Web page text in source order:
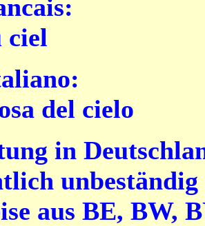
ciel
del cielo
in
aus BE, BW,